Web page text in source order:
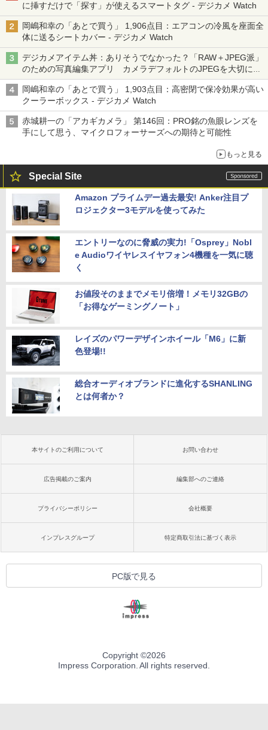
に挿すだけで「探す」が使えるスマートタグ - デジカメ Watch
岡嶋和幸の「あとで買う」 1,906点目：エアコンの冷風を座面全
体に送るシートカバー - デジカメ Watch
デジカメアイテム丼：ありそうでなかった？「RAW＋JPEG派」
のための写真編集アプリ カメラデフォルトのJPEGを大切にす
る「Filmator」
岡嶋和幸の「あとで買う」 1,903点目：高密閉で保冷効果が高い
クーラーボックス - デジカメ Watch
赤城耕一の「アカギカメラ」 第146回：PRO銘の魚眼レンズを
手にして思う、マイクロフォーサーズへの期待と可能性
もっと見る
Special Site
Amazon プライムデー過去最安! Anker注目プ
ロジェクター3モデルを使ってみた
エントリーなのに脅威の実力!「Osprey」Nobl
e Audioワイヤレスイヤフォン4機種を一気に聴
く
お値段そのままでメモリ倍増！メモリ32GBの
「お得なゲーミングノート」
レイズのパワーデザインホイール「M6」に新
色登場!!
総合オーディオブランドに進化するSHANLING
とは何者か？
本サイトのご利用について お問い合わせ
広告掲載のご案内 編集部へのご連絡
プライバシーポリシー 会社概要
インプレスグループ 特定商取引法に基づく表示
PC版で見る
Copyright ©2026
Impress Corporation. All rights reserved.